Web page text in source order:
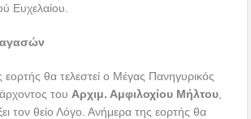
Ευχελαίου.
θα τελεστεί ο Μέγας Πανηγυρικός
του Αρχιμ. Αμφιλοχίου Μήλτου
τον θείο Λόγο. Ανήμερα της εορτής θα